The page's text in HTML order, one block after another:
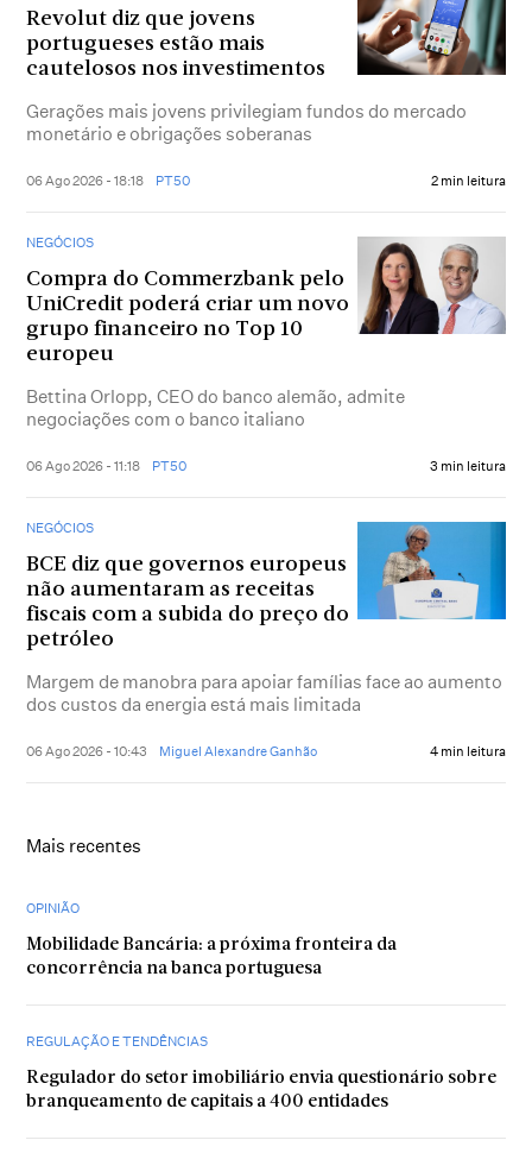
Revolut diz que jovens
portugueses estão mais
cautelosos nos investimentos
Gerações mais jovens privilegiam fundos do mercado
monetário e obrigações soberanas
06 Ago 2026 - 18:18 PT50 2 min leitura
NEGÓCIOS
Compra do Commerzbank pelo
UniCredit poderá criar um novo
grupo financeiro no Top 10
europeu
Bettina Orlopp, CEO do banco alemão, admite
negociações com o banco italiano
06 Ago 2026 - 11:18 PT50 3 min leitura
NEGÓCIOS
BCE diz que governos europeus
não aumentaram as receitas
fiscais com a subida do preço do
petróleo
Margem de manobra para apoiar famílias face ao aumento
dos custos da energia está mais limitada
06 Ago 2026 - 10:43 Miguel Alexandre Ganhão 4 min leitura
Mais recentes
OPINIÃO
Mobilidade Bancária: a próxima fronteira da
concorrência na banca portuguesa
REGULAÇÃO E TENDÊNCIAS
Regulador do setor imobiliário envia questionário sobre
branqueamento de capitais a 400 entidades